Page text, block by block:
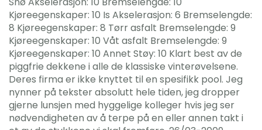
Kjøreegenskaper: 10 Is Akselerasjon: 6 Bremselengde:
8 Kjøreegenskaper: 8 Tørr asfalt Bremselengde: 9
Kjøreegenskaper: 10 Våt asfalt Bremselengde: 9
Kjøreegenskaper: 10 Annet Støy: 10 Klart best av de
piggfrie dekkene i alle de klassiske vinterøvelsene.
Deres firma er ikke knyttet til en spesifikk pool. Jeg
nynner på tekster absolutt hele tiden, jeg dropper
gjerne lunsjen med hyggelige kolleger hvis jeg ser
nødvendigheten av å terpe på en eller annen takt i